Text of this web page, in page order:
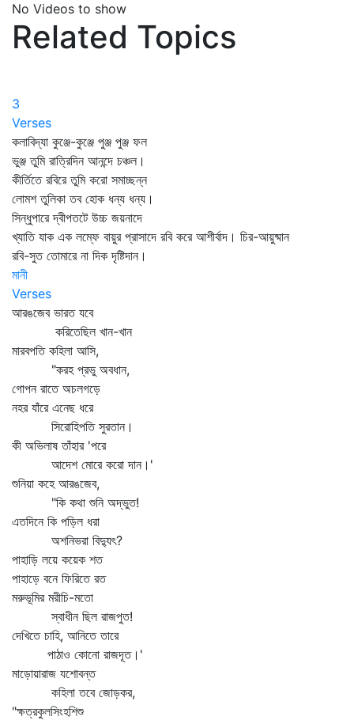
No Videos to show
Related Topics
3
Verses
কলাবিদ্যা কুঞ্জে-কুঞ্জে পুঞ্জ পুঞ্জ ফল
ভুঞ্জ তুমি রাত্রিদিন আনন্দে চঞ্চল।
কীর্তিতে রবিরে তুমি করো সমাচ্ছন্ন
লোমশ তুলিকা তব হোক ধন্য ধন্য।
সিন্ধুপারে দ্বীপতটে উচ্চ জয়নাদে
খ্যাতি যাক এক লম্ফে বায়ুর প্রাসাদে রবি করে আশীর্বাদ। চির-আয়ুষ্মান
রবি-সুত তোমারে না দিক দৃষ্টিদান।
মানী
Verses
আরঙজেব ভারত যবে
করিতেছিল খান-খান
মারবপতি কহিলা আসি,
"করহ প্রভু অবধান,
গোপন রাতে অচলগড়ে
নহর যাঁরে এনেছ ধরে
সিরোহিপতি সুরতান।
কী অভিলাষ তাঁহার 'পরে
আদেশ মোরে করো দান।'
শুনিয়া কহে আরঙজেব,
"কি কথা শুনি অদ্ভুত!
এতদিনে কি পড়িল ধরা
অশনিভরা বিদ্যুৎ?
পাহাড়ি লয়ে কয়েক শত
পাহাড়ে বনে ফিরিতে রত
মরুভূমির মরীচি-মতো
স্বাধীন ছিল রাজপুত!
দেখিতে চাহি, আনিতে তারে
পাঠাও কোনো রাজদূত।'
মাড়োয়ারাজ যশোবন্ত
কহিলা তবে জোড়কর,
"ক্ষত্রকুলসিংহশিশু